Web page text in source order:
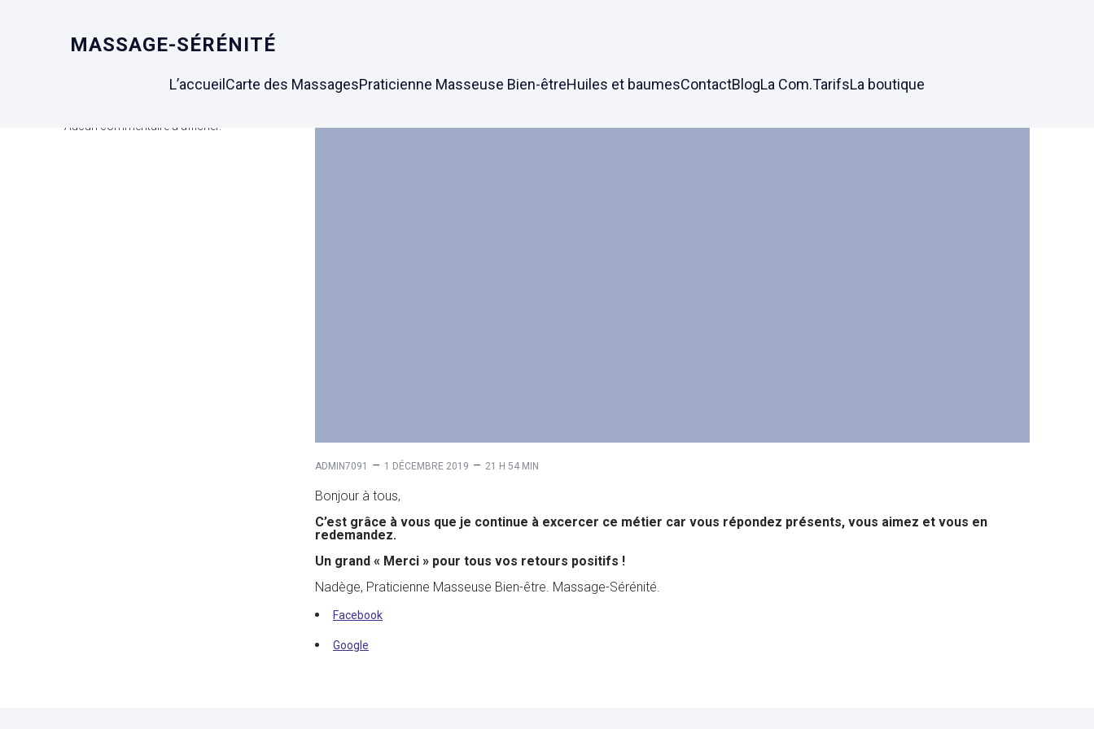
MASSAGE-SÉRÉNITÉ
L’accueil Carte des MassagesPraticienne Masseuse Bien-êtreHuiles et baumesContactBlogLa Com.TarifsLa boutique
Aucun commentaire à afficher.
ADMIN7091 – 1 DÉCEMBRE 2019 – 21 H 54 MIN
Bonjour à tous,
C’est grâce à vous que je continue à excercer ce métier car vous répondez présents, vous aimez et vous en
redemandez.
Un grand « Merci » pour tous vos retours positifs !
Nadège, Praticienne Masseuse Bien-être. Massage-Sérénité.
Facebook
Google